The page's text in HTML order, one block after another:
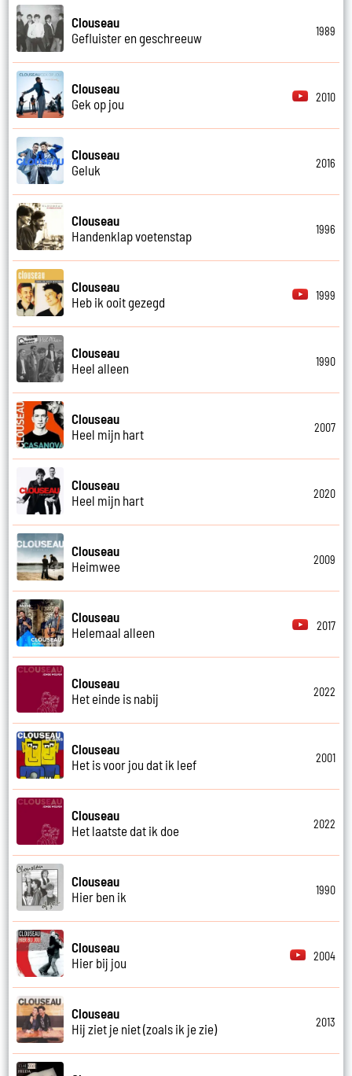
Clouseau
Gefluister en geschreeuw
1989
Clouseau
Gek op jou
2010
Clouseau
Geluk
2016
Clouseau
Handenklap voetenstap
1996
Clouseau
Heb ik ooit gezegd
1999
Clouseau
Heel alleen
1990
Clouseau
Heel mijn hart
2007
Clouseau
Heel mijn hart
2020
Clouseau
Heimwee
2009
Clouseau
Helemaal alleen
2017
Clouseau
Het einde is nabij
2022
Clouseau
Het is voor jou dat ik leef
2001
Clouseau
Het laatste dat ik doe
2022
Clouseau
Hier ben ik
1990
Clouseau
Hier bij jou
2004
Clouseau
Hij ziet je niet (zoals ik je zie)
2013